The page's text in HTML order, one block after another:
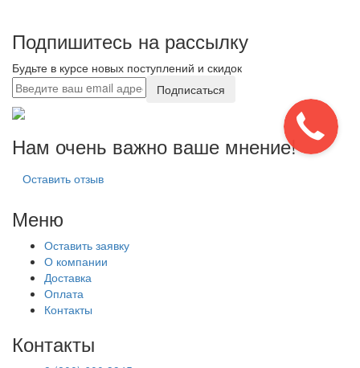
Подпишитесь на рассылку
Будьте в курсе новых поступлений и скидок
Подписаться
Нам очень важно ваше мнение!
Оставить отзыв
Меню
Оставить заявку
О компании
Доставка
Оплата
Контакты
Контакты